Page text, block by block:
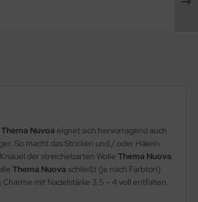
Thema Nuvoa eignet sich hervorragend auch
So macht das Stricken und / oder Häkeln
der streichelzarten Wolle Thema Nuova
Thema Nuova schließt (je nach Farbton)
mit Nadelstärke 3,5 – 4 voll entfalten.